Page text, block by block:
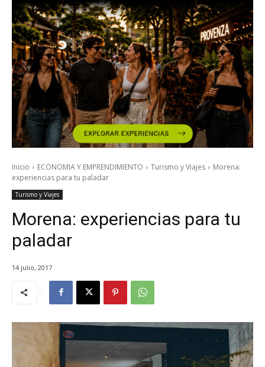
Inicio ECONOMIA Y EMPRENDIMIENTO Turismo y Viajes
Morena:
experiencias para tu paladar
Turismo y Viajes
Morena: experiencias para tu
paladar
14 julio, 2017